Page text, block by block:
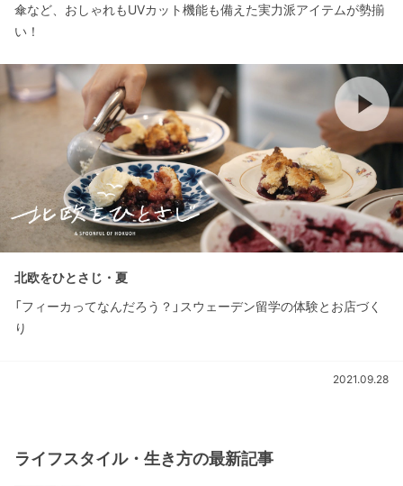
傘など、おしゃれもUVカット機能も備えた実力派アイテムが勢揃
い！
北欧をひとさじ・夏
「フィーカってなんだろう？」スウェーデン留学の体験とお店づく
り
2021.09.28
ライフスタイル・生き方の最新記事